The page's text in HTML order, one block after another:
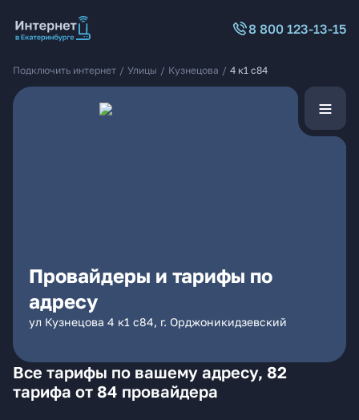
8 800 123-13-15
Подключить интернет / Улицы / Кузнецова / 4 к1 с84
Провайдеры и тарифы по
адресу
ул Кузнецова 4 к1 с84, г. Орджоникидзевский
Все тарифы по вашему адресу, 82
тарифа от 84 провайдера